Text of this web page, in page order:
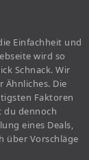
Einfachheit und
wird so
Schnack. Wir
Ähnliches. Die
Faktoren
du dennoch
eines Deals,
über Vorschläge